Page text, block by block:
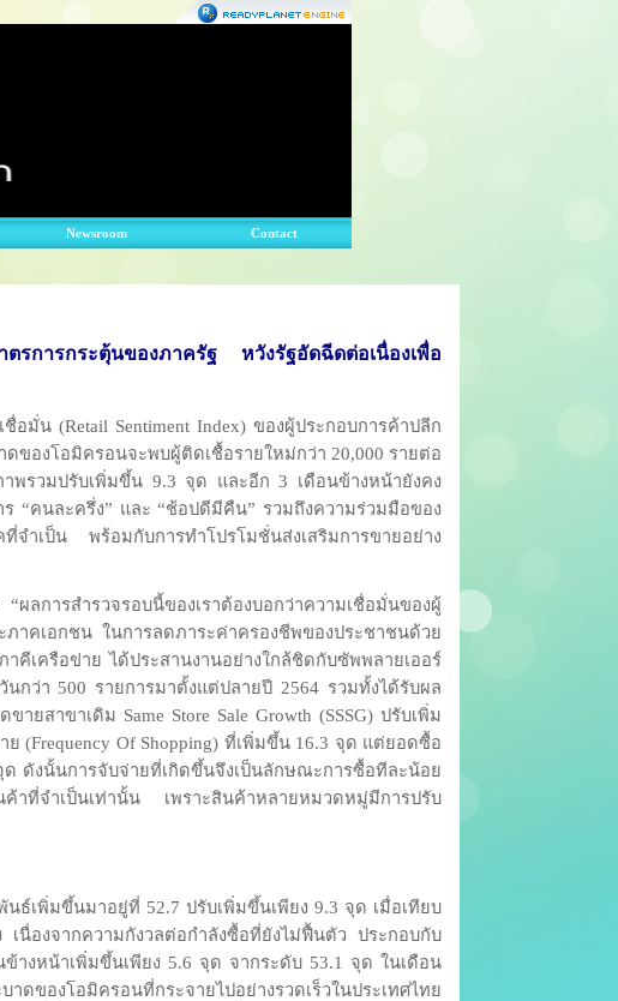
Newsroom Contact
การกระตุ้นของภาครัฐ หวังรัฐอัดฉีดต่อเนื่องเพื่อ
น (Retail Sentiment Index) ของผู้ประกอบการค้าปลีก
ของโอมิครอนจะพบผู้ติดเชื้อรายใหม่กว่า 20,000 รายต่อ
พรวมปรับเพิ่มขึ้น 9.3 จุด และอีก 3 เดือนข้างหน้ายังคง
“คนละครึ่ง” และ “ช้อปดีมีคืน” รวมถึงความร่วมมือของ
ำเป็น พร้อมกับการทำโปรโมชั่นส่งเสริมการขายอย่าง
“ผลการสำรวจรอบนี้ของเราต้องบอกว่าความเชื่อมั่นของผู้
าคเอกชน ในการลดภาระค่าครองชีพของประชาชนด้วย
คีเครือข่าย ได้ประสานงานอย่างใกล้ชิดกับซัพพลายเออร์
กว่า 500 รายการมาตั้งแต่ปลายปี 2564 รวมทั้งได้รับผล
ยสาขาเดิม Same Store Sale Growth (SSSG) ปรับเพิ่ม
(Frequency Of Shopping) ที่เพิ่มขึ้น 16.3 จุด แต่ยอดซื้อ
ด ดังนั้นการจับจ่ายที่เกิดขึ้นจึงเป็นลักษณะการซื้อทีละน้อย
าที่จำเป็นเท่านั้น เพราะสินค้าหลายหมวดหมู่มีการปรับ
ธ์เพิ่มขึ้นมาอยู่ที่ 52.7 ปรับเพิ่มขึ้นเพียง 9.3 จุด เมื่อเทียบ
นื่องจากความกังวลต่อกำลังซื้อที่ยังไม่ฟื้นตัว ประกอบกับ
งหน้าเพิ่มขึ้นเพียง 5.6 จุด จากระดับ 53.1 จุด ในเดือน
ของโอมิครอนที่กระจายไปอย่างรวดเร็วในประเทศไทย